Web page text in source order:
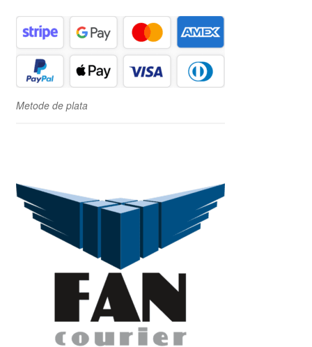
Metode de plata